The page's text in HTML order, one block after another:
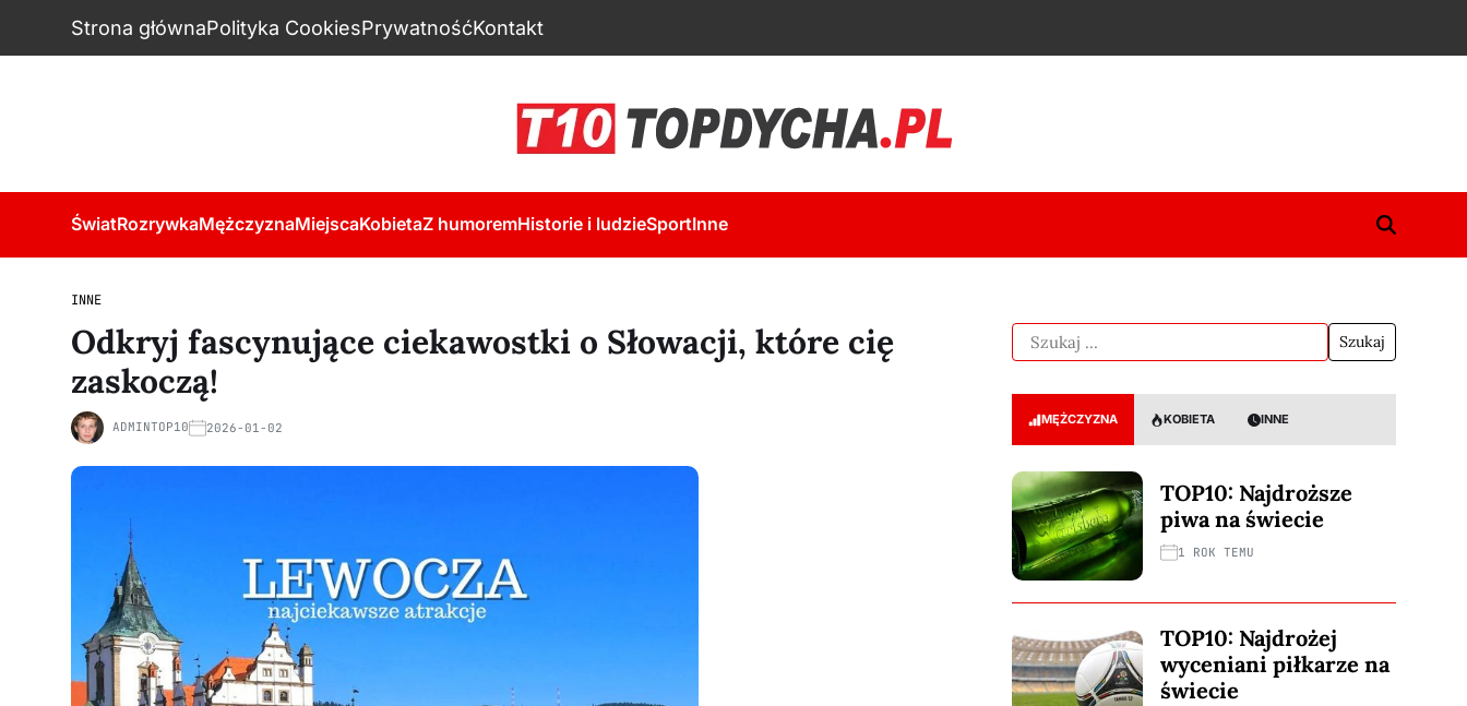
Strona głównaPolityka CookiesPrywatnośćKontakt
ŚwiatRozrywkaMężczyznaMiejscaKobietaZ humoremHistorie i ludzieSportInne
INNE
Odkryj fascynujące ciekawostki o Słowacji, które cię
zaskoczą!
ADMINTOP10 2026-01-02
MĘŻCZYZNA KOBIETA INNE
TOP10: Najdroższe
piwa na świecie
1 ROK TEMU
TOP10: Najdrożej
wyceniani piłkarze na
świecie